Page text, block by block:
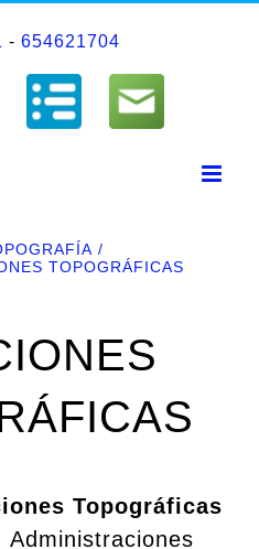
- 654621704
TOPOGRÁFICAS
Topográficas
Administraciones